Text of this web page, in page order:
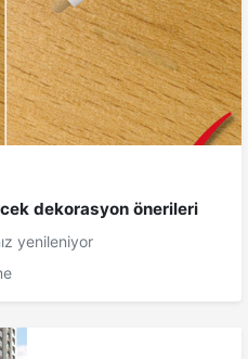
dekorasyon önerileri
yenileniyor